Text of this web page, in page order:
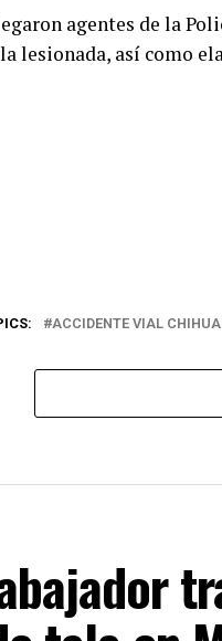
agentes de la
lesionada, así como
ACCIDENTE VIAL